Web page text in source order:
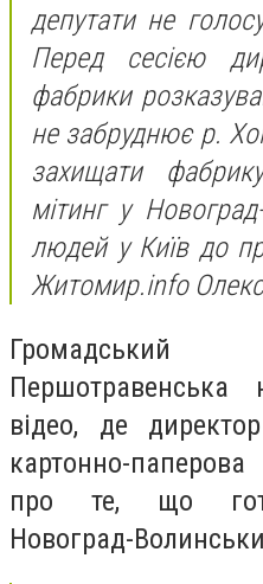
депутати не
Перед сесією
фабрики
не забруднює р.
захищати
мітинг у
людей у Київ до
Житомир.info
відео, де
картонно-
про те, що
Новоград-